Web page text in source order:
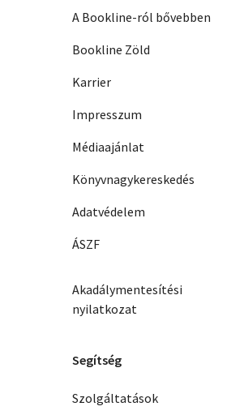
A Bookline-ról bővebben
Bookline Zöld
Karrier
Impresszum
Médiaajánlat
Könyvnagykereskedés
Adatvédelem
ÁSZF
Akadálymentesítési
nyilatkozat
Segítség
Szolgáltatások